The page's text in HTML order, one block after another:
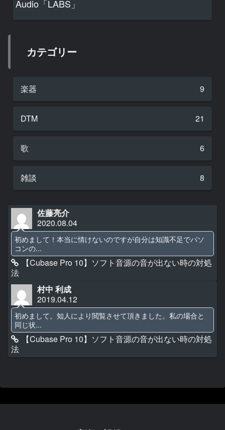
Audio「LABS」
カテゴリー
楽器 9
DTM 21
歌 6
雑談 8
佐藤亮介
2020.08.04
初めまして！本当に情けないのですが自分は知識不足でパソ
コンの...
【Cubase Pro 10】ソフト音源の音が出ない時の対処
法
村中 利成
2019.04.12
初めまして。知人により閲覧させて頂きました。私の場合と
同じ状...
【Cubase Pro 10】ソフト音源の音が出ない時の対処
法